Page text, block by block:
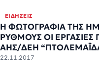
ΕΙΔΉΣΕΙΣ
Η ΦΩΤΟΓΡΑΦΙΑ ΤΗΣ
ΡΥΘΜΟΥΣ ΟΙ ΕΡΓΑΣΙΕΣ
ΑΗΣ/ΔΕΗ
22.11.2017